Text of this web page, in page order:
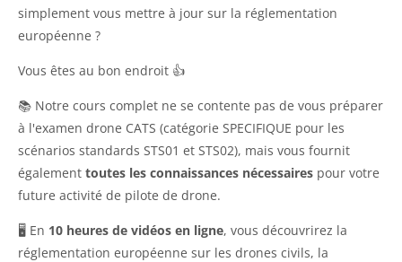
simplement vous mettre à jour sur la réglementation
européenne ?
Vous êtes au bon endroit 👍
📚 Notre cours complet ne se contente pas de vous préparer
à l'examen drone CATS (catégorie SPECIFIQUE pour les
scénarios standards STS01 et STS02), mais vous fournit
également toutes les connaissances nécessaires pour votre
future activité de pilote de drone.
🖥️ En 10 heures de vidéos en ligne, vous découvrirez la
réglementation européenne sur les drones civils, la